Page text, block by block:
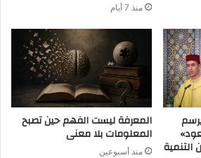
منذ 7 أيام
حين يرسم المعرفة ليست الفهم حين تصبح
المعلومات بلا معنى
منذ أسبوعين